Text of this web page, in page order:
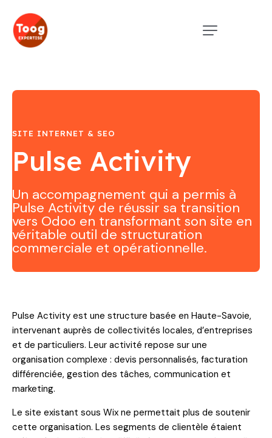
SITE INTERNET & SEO
Pulse Activity
Un accompagnement qui a permis à
Pulse Activity de réussir sa transition
vers Odoo en transformant son site en
véritable outil de structuration
commerciale et opérationnelle.
Pulse Activity est une structure basée en Haute-Savoie,
intervenant auprès de collectivités locales, d’entreprises
et de particuliers. Leur activité repose sur une
organisation complexe : devis personnalisés, facturation
différenciée, gestion des tâches, communication et
marketing.
Le site existant sous Wix ne permettait plus de soutenir
cette organisation. Les segments de clientèle étaient